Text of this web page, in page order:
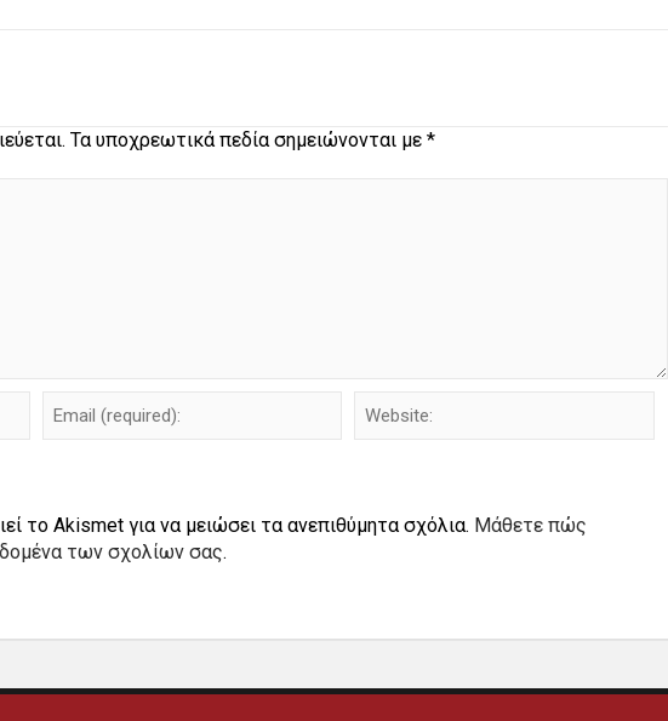
Τα υποχρεωτικά πεδία σημειώνονται με *
το Akismet για να μειώσει τα ανεπιθύμητα σχόλια. Μάθετε πώς
των σχολίων σας.